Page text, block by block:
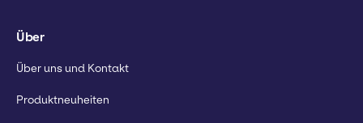
Über
Über uns und Kontakt
Produktneuheiten